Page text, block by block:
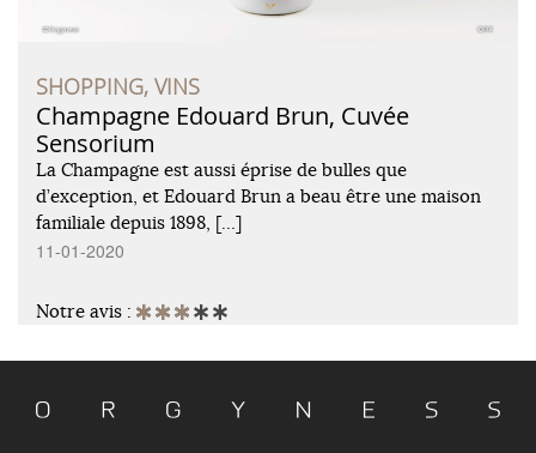
SHOPPING, VINS
Champagne Edouard Brun, Cuvée
Sensorium
La Champagne est aussi éprise de bulles que
d’exception, et Edouard Brun a beau être une maison
familiale depuis 1898, […]
11-01-2020
Notre avis :